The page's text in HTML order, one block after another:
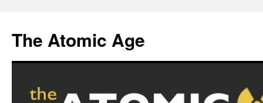
content
The Atomic Age